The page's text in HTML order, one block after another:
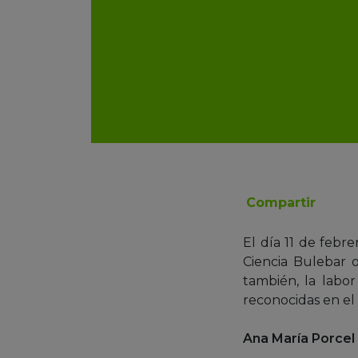
Compartir
El día 11 de
Ciencia Bulebar
también, la
reconocidas en
Ana María Porcel